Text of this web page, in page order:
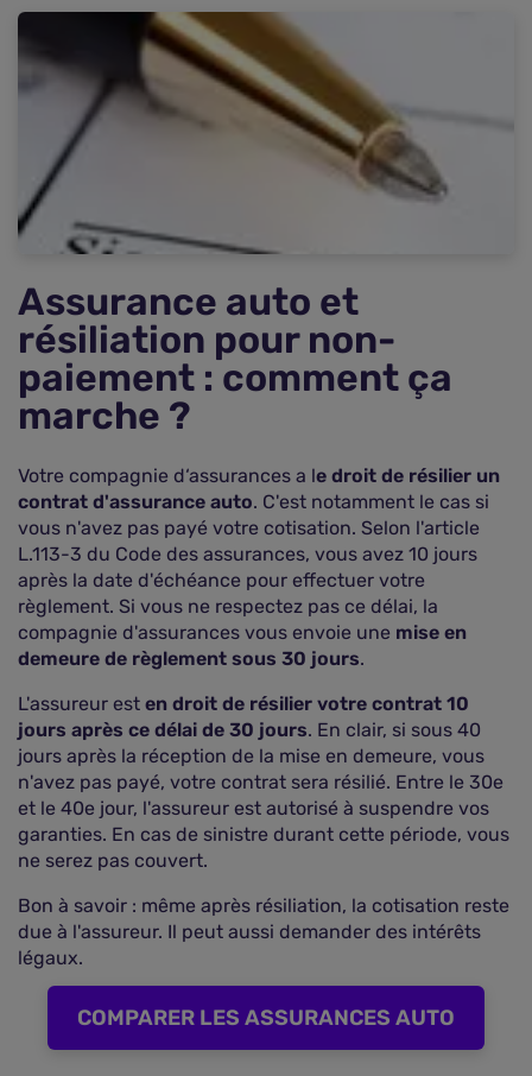
Assurance auto résiliée pour impayée : que faire
Assurance impayée et fichier AGIRA
Le prix d'une assurance auto pour résilié pour
impayé
Comment trouver une assurance auto après
résiliation pour non-paiement ?
Questions fréquentes sur la résiliation de
l'assurance auto pour non-paiement
Assurance auto et
résiliation pour non-
paiement : comment ça
marche ?
Votre compagnie d‘assurances a le droit de résilier un
contrat d'assurance auto. C'est notamment le cas si
vous n'avez pas payé votre cotisation. Selon l'article
L.113-3 du Code des assurances, vous avez 10 jours
après la date d'échéance pour effectuer votre
règlement. Si vous ne respectez pas ce délai, la
compagnie d'assurances vous envoie une mise en
demeure de règlement sous 30 jours.
L'assureur est en droit de résilier votre contrat 10
jours après ce délai de 30 jours. En clair, si sous 40
jours après la réception de la mise en demeure, vous
n'avez pas payé, votre contrat sera résilié. Entre le 30e
et le 40e jour, l'assureur est autorisé à suspendre vos
garanties. En cas de sinistre durant cette période, vous
ne serez pas couvert.
Bon à savoir : même après résiliation, la cotisation reste
due à l'assureur. Il peut aussi demander des intérêts
légaux.
COMPARER LES ASSURANCES AUTO